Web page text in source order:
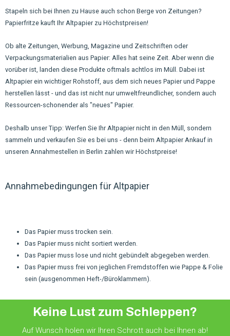
Stapeln sich bei Ihnen zu Hause auch schon Berge von Zeitungen?
Papierfritze kauft Ihr Altpapier zu Höchstpreisen!
Ob alte Zeitungen, Werbung, Magazine und Zeitschriften oder
Verpackungsmaterialien aus Papier: Alles hat seine Zeit. Aber wenn die
vorüber ist, landen diese Produkte oftmals achtlos im Müll. Dabei ist
Altpapier ein wichtiger Rohstoff, aus dem sich neues Papier und Pappe
herstellen lässt - und das ist nicht nur umweltfreundlicher, sondern auch
Ressourcen-schonender als "neues" Papier.
Deshalb unser Tipp: Werfen Sie Ihr Altpapier nicht in den Müll, sondern
sammeln und verkaufen Sie es bei uns - denn beim Altpapier Ankauf in
unseren Annahmestellen in Berlin zahlen wir Höchstpreise!
Annahmebedingungen für Altpapier
Das Papier muss trocken sein.
Das Papier muss nicht sortiert werden.
Das Papier muss lose und nicht gebündelt abgegeben werden.
Das Papier muss frei von jeglichen Fremdstoffen wie Pappe & Folie
sein (ausgenommen Heft-/Büroklammern).
Keine Lust zum Schleppen?
Auf Wunsch holen wir Ihren Schrott auch bei Ihnen ab!